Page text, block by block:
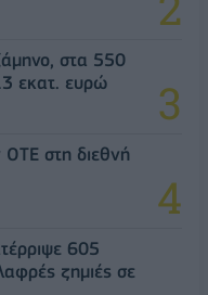
στα 550
εκατ. ευρώ
ΟΤΕ στη διεθνή
605
ζημιές σε